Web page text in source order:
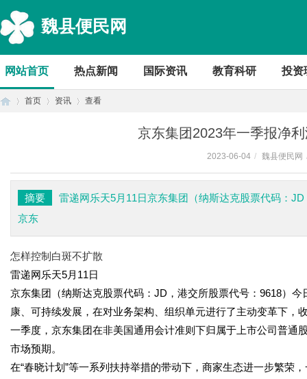
魏县便民网
网站首页 热点新闻 国际资讯 教育科研 投资
首页 资讯 查看
京东集团2023年一季报净
2023-06-04 / 魏县便民网
摘要
雷递网乐天5月11日京东集团（纳斯达克股票代码：
京东
怎样控制白斑不扩散
雷递网乐天5月11日
京东集团（纳斯达克股票代码：JD，港交所股票代号：9618）
康、可持续发展，在对业务架构、组织单元进行了主动变革下，
一季度，京东集团在非美国通用会计准则下归属于上市公司普通
市场预期。
在“春晓计划”等一系列扶持举措的带动下，商家生态进一步繁荣